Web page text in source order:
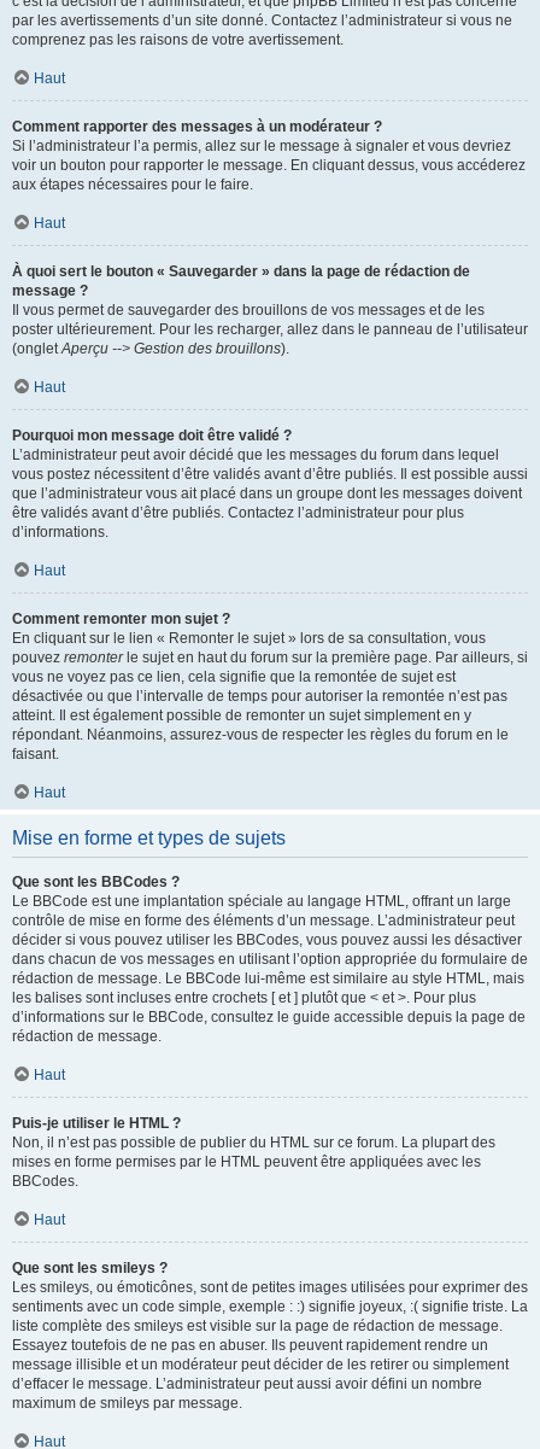
par les avertissements d’un site donné. Contactez l’administrateur si vous ne
comprenez pas les raisons de votre avertissement.
Haut
Comment rapporter des messages à un modérateur ?
Si l’administrateur l’a permis, allez sur le message à signaler et vous devriez
voir un bouton pour rapporter le message. En cliquant dessus, vous accéderez
aux étapes nécessaires pour le faire.
Haut
À quoi sert le bouton « Sauvegarder » dans la page de rédaction de
message ?
Il vous permet de sauvegarder des brouillons de vos messages et de les
poster ultérieurement. Pour les recharger, allez dans le panneau de l’utilisateur
(ongletAperçu --> Gestion des brouillons).
Haut
Pourquoi mon message doit être validé ?
L’administrateur peut avoir décidé que les messages du forum dans lequel
vous postez nécessitent d’être validés avant d’être publiés. Il est possible aussi
que l’administrateur vous ait placé dans un groupe dont les messages doivent
être validés avant d’être publiés. Contactez l’administrateur pour plus
d’informations.
Haut
Comment remonter mon sujet ?
En cliquant sur le lien « Remonter le sujet » lors de sa consultation, vous
pouvez remonterle sujet en haut du forum sur la première page. Par ailleurs, si
vous ne voyez pas ce lien, cela signifie que la remontée de sujet est
désactivée ou que l’intervalle de temps pour autoriser la remontée n’est pas
atteint. Il est également possible de remonter un sujet simplement en y
répondant. Néanmoins, assurez-vous de respecter les règles du forum en le
faisant.
Haut
Mise en forme et types de sujets
Que sont les BBCodes ?
Le BBCode est une implantation spéciale au langage HTML, offrant un large
contrôle de mise en forme des éléments d’un message. L’administrateur peut
décider si vous pouvez utiliser les BBCodes, vous pouvez aussi les désactiver
dans chacun de vos messages en utilisant l’option appropriée du formulaire de
rédaction de message. Le BBCode lui-même est similaire au style HTML, mais
les balises sont incluses entre crochets [ et ] plutôt que < et >. Pour plus
d’informations sur le BBCode, consultez le guide accessible depuis la page de
rédaction de message.
Haut
Puis-je utiliser le HTML ?
Non, il n’est pas possible de publier du HTML sur ce forum. La plupart des
mises en forme permises par le HTML peuvent être appliquées avec les
BBCodes.
Haut
Que sont les smileys ?
Les smileys, ou émoticônes, sont de petites images utilisées pour exprimer des
sentiments avec un code simple, exemple : :) signifie joyeux, :( signifie triste. La
liste complète des smileys est visible sur la page de rédaction de message.
Essayez toutefois de ne pas en abuser. Ils peuvent rapidement rendre un
message illisible et un modérateur peut décider de les retirer ou simplement
d’effacer le message. L’administrateur peut aussi avoir défini un nombre
maximum de smileys par message.
Haut